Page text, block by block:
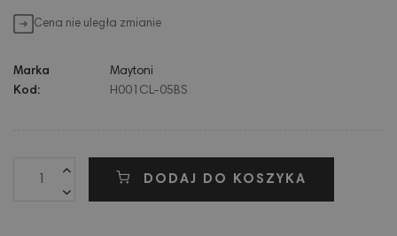
Cena nie uległa zmianie
Marka
Maytoni
Kod:
H001CL-05BS
DODAJ DO KOSZYKA